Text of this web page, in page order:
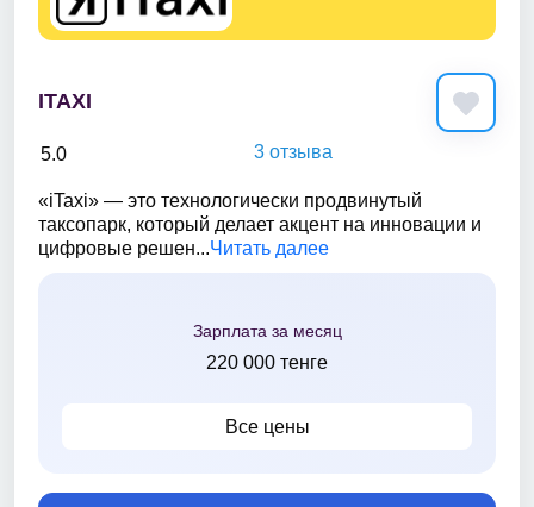
ITAXI
5.0 3 отзыва
«iTaxi» — это технологически продвинутый
таксопарк, который делает акцент на инновации и
цифровые решен...Читать далее
Зарплата за месяц
220 000 тенге
Все цены